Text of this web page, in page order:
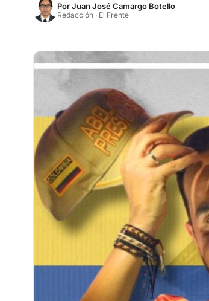
PorJuan José Camargo Botello
Redacción · El Frente